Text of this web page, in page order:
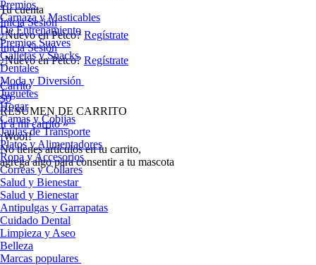
Tu cuenta
Inicia Sesión
¿Nuevo en Petco? Regístrate
Inicia Sesión
¿Nuevo en Petco? Regístrate
Carrito
$0
RESUMEN DE CARRITO
Ir a mi carrito »
¡Woof!
No tíenes artículos en tu carrito,
agrega algo para consentir a tu mascota
Premios
Carnaza y Masticables
De Entrenamiento
Premios Suaves
Galletas y Snacks
Dentales
Moda y Diversión
Juguetes
Hogar
Camas y Cobijas
Jaulas de Transporte
Platos y Alimentadores
Ropa y Accesorios
Correas y Collares
Salud y Bienestar
Salud y Bienestar
Antipulgas y Garrapatas
Cuidado Dental
Limpieza y Aseo
Belleza
Marcas populares